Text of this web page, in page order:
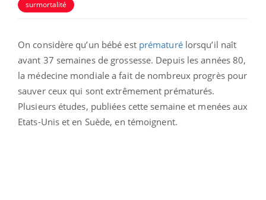
surmortalité
On considère qu’un bébé est prématurélorsqu’il naît
avant 37 semaines de grossesse. Depuis les années 80,
la médecine mondiale a fait de nombreux progrès pour
sauver ceux qui sont extrêmement prématurés.
Plusieurs études, publiées cette semaine et menées aux
Etats-Unis et en Suède, en témoignent.